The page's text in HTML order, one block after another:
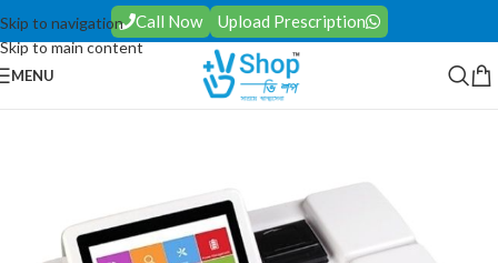
Skip to navigation
Skip to main content
Call Now Upload Prescription
MENU